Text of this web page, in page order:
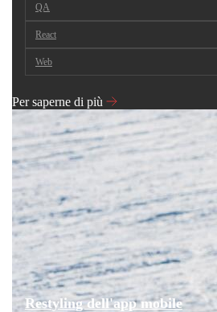
QA
React
Web
Per saperne di più
Restyling dell'app mobile